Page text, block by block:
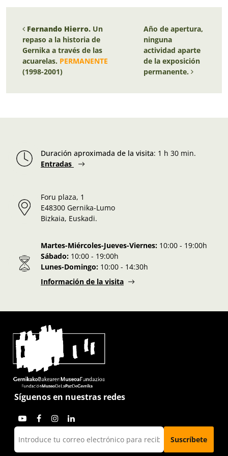
Navegación de entradas
Fernando Hierro. Un
repaso a la historia de
Gernika a través de las
acuarelas. PERMANENTE
(1998-2001)
Año de apertura,
ninguna
actividad aparte
de la exposición
permanente.
Duración aproximada de la visita: 1 h 30 min.
Entradas
Foru plaza, 1
E48300 Gernika-Lumo
Bizkaia, Euskadi.
Martes-Miércoles-Jueves-Viernes: 10:00 - 19:00h
Sábado: 10:00 - 19:00h
Lunes-Domingo: 10:00 - 14:30h
Información de la visita
Síguenos en nuestras redes